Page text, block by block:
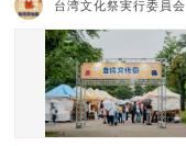
台湾文化祭実行委員会